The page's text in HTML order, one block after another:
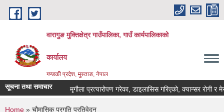
Skip to main content
वारागुङ मुक्तिक्षेत्र गाउँपालिका, गाउँ कार्यपालिकाको
कार्यालय
गण्डकी प्रदेश, मुस्ताङ, नेपाल
सूचना तथा समाचार मृगौला प्रत्यारोपण गरेका, डाइलासिस गरिएको, क्यान्सर रोगी र
Home » चौमासिक प्रगति प्रतिवेदन